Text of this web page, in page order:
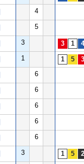
4
5
3
1
6
6
6
6
6
3